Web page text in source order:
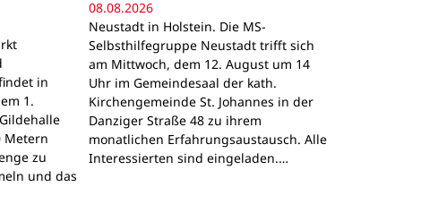
in
1.
Metern
zu
und das
08.08.2026
Neustadt in Holstein. Die MS-
Selbsthilfegruppe Neustadt trifft sich
am Mittwoch, dem 12. August um 14
Uhr im Gemeindesaal der kath.
Kirchengemeinde St. Johannes in der
Danziger Straße 48 zu ihrem
monatlichen Erfahrungsaustausch. Alle
Interessierten sind eingeladen.…